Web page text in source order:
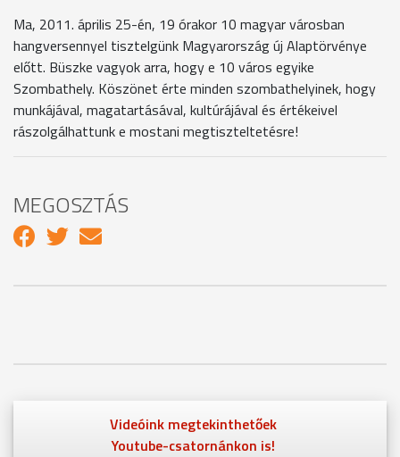
Ma, 2011. április 25-én, 19 órakor 10 magyar városban
hangversennyel tisztelgünk Magyarország új Alaptörvénye
előtt. Büszke vagyok arra, hogy e 10 város egyike
Szombathely. Köszönet érte minden szombathelyinek, hogy
munkájával, magatartásával, kultúrájával és értékeivel
rászolgálhattunk e mostani megtiszteltetésre!
MEGOSZTÁS
Videóink megtekinthetőek
Youtube-csatornánkon is!